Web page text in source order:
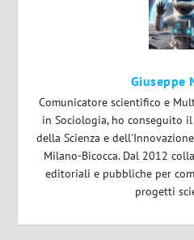
Giuseppe
Comunicatore scientifico e
in Sociologia, ho conseguito
della Scienza e
Milano-Bicocca. Dal 2012
editoriali e pubbliche per
progetti